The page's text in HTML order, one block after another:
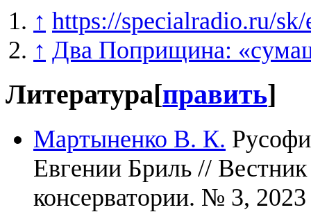
↑ https://specialradio.ru/
↑ Два Поприщина:
Литература[править]
Мартыненко В. К.
Евгении Бриль // Вестник
консерватории. № 3,